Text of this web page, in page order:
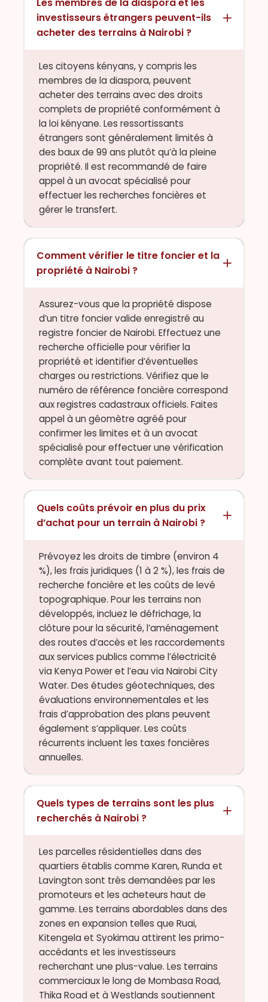
investisseurs étrangers peuvent-ils
acheter des terrains à Nairobi ?
Les citoyens kényans, y compris les
membres de la diaspora, peuvent
acheter des terrains avec des droits
complets de propriété conformément à
la loi kényane. Les ressortissants
étrangers sont généralement limités à
des baux de 99 ans plutôt qu’à la pleine
propriété. Il est recommandé de faire
appel à un avocat spécialisé pour
effectuer les recherches foncières et
gérer le transfert.
Comment vérifier le titre foncier et la
propriété à Nairobi ?
Assurez-vous que la propriété dispose
d’un titre foncier valide enregistré au
registre foncier de Nairobi. Effectuez une
recherche officielle pour vérifier la
propriété et identifier d’éventuelles
charges ou restrictions. Vérifiez que le
numéro de référence foncière correspond
aux registres cadastraux officiels. Faites
appel à un géomètre agréé pour
confirmer les limites et à un avocat
spécialisé pour effectuer une vérification
complète avant tout paiement.
Quels coûts prévoir en plus du prix
d’achat pour un terrain à Nairobi ?
Prévoyez les droits de timbre (environ 4
%), les frais juridiques (1 à 2 %), les frais de
recherche foncière et les coûts de levé
topographique. Pour les terrains non
développés, incluez le défrichage, la
clôture pour la sécurité, l’aménagement
des routes d’accès et les raccordements
aux services publics comme l’électricité
via Kenya Power et l’eau via Nairobi City
Water. Des études géotechniques, des
évaluations environnementales et les
frais d’approbation des plans peuvent
également s’appliquer. Les coûts
récurrents incluent les taxes foncières
annuelles.
Quels types de terrains sont les plus
recherchés à Nairobi ?
Les parcelles résidentielles dans des
quartiers établis comme Karen, Runda et
Lavington sont très demandées par les
promoteurs et les acheteurs haut de
gamme. Les terrains abordables dans des
zones en expansion telles que Ruai,
Kitengela et Syokimau attirent les primo-
accédants et les investisseurs
recherchant une plus-value. Les terrains
commerciaux le long de Mombasa Road,
Thika Road et à Westlands soutiennent